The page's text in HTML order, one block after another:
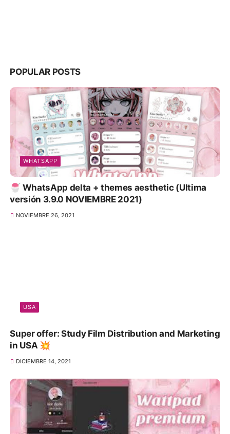
POPULAR POSTS
WHATSAPP
🍧 WhatsApp delta + themes aesthetic (Ultima
versión 3.9.0 NOVIEMBRE 2021)
NOVIEMBRE 26, 2021
USA
Super offer: Study Film Distribution and Marketing
in USA 💥
DICIEMBRE 14, 2021